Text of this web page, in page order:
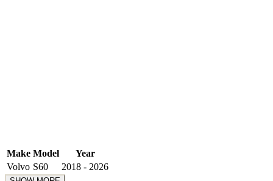
Make Model
Year
Volvo S60 2018 - 2026